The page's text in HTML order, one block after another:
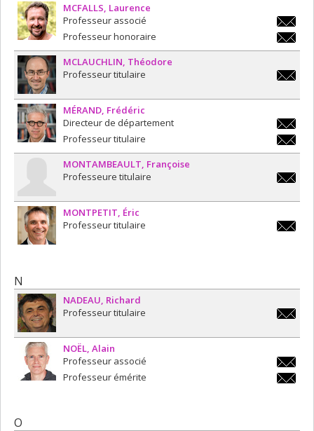
MCFALLS Laurence
Professeur associé
Professeur honoraire
MCLAUCHLIN Théodore
Professeur titulaire
MÉRAND Frédéric
Directeur de département
Professeur titulaire
MONTAMBEAULT Françoise
Professeure titulaire
MONTPETIT Éric
Professeur titulaire
N
NADEAU Richard
Professeur titulaire
NOËL Alain
Professeur associé
Professeur émérite
O